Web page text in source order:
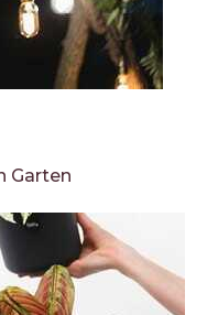
Garten